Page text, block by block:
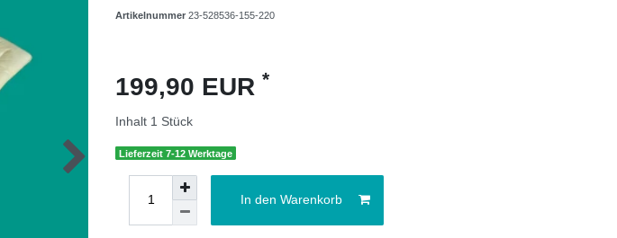
Artikelnummer 23-528536-155-220
199,90 EUR *
Inhalt 1 Stück
Lieferzeit 7-12 Werktage
In den Warenkorb